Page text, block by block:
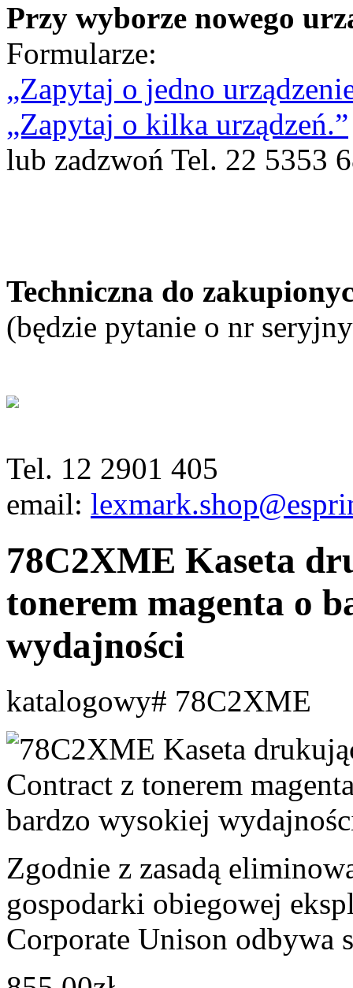
Przy wyborze nowego
Formularze:
„Zapytaj o jedno
„Zapytaj o kilka urządzeń.”
lub zadzwoń Tel. 22 5353
Techniczna do
(będzie pytanie o nr
Tel. 12 2901 405
email:
78C2XME Kaseta
tonerem magenta o
wydajności
katalogowy# 78C2XME
Zgodnie z zasadą
gospodarki obiegowej
Corporate Unison odbywa